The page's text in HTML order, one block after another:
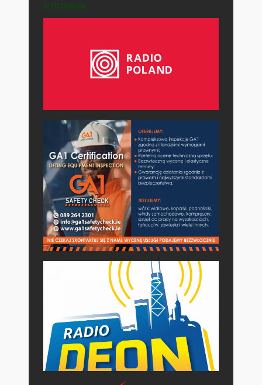
AUTORSKIM.